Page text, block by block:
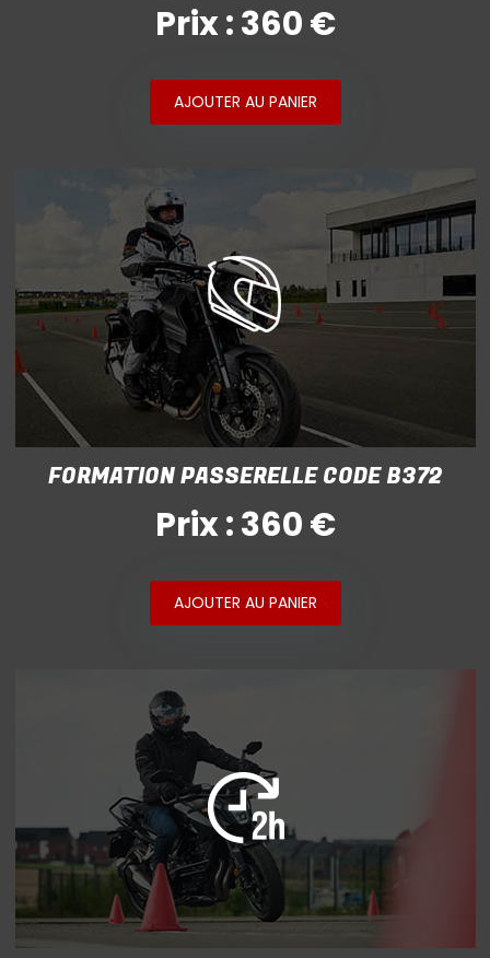
Prix : 360 €
AJOUTER AU PANIER
FORMATION PASSERELLE CODE B372
Prix : 360 €
AJOUTER AU PANIER